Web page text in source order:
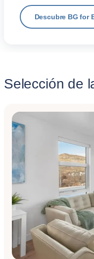
Descubre BG for
Selección de